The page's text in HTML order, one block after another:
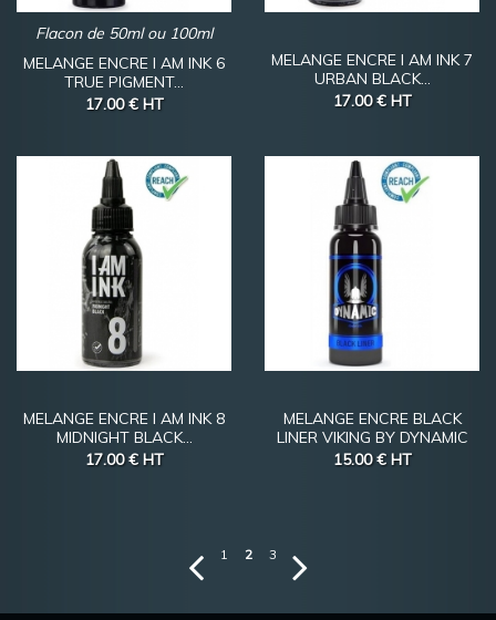
Flacon de 50ml ou 100ml
MELANGE ENCRE I AM INK 6
TRUE PIGMENT...
17.00 € HT
MELANGE ENCRE I AM INK 7
URBAN BLACK...
17.00 € HT
MELANGE ENCRE I AM INK 8
MIDNIGHT BLACK...
17.00 € HT
MELANGE ENCRE BLACK
LINER VIKING BY DYNAMIC
15.00 € HT
1 2 3